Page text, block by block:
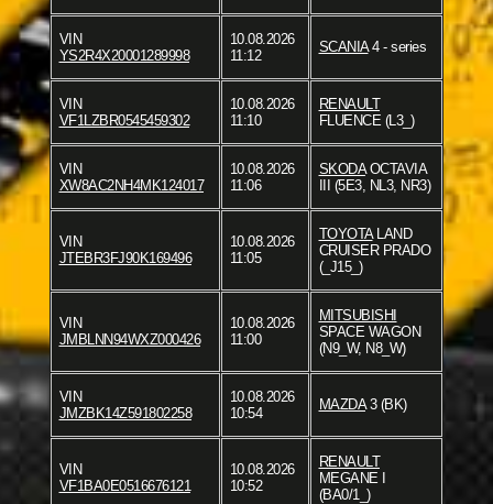
VIN
YS2R4X20001289998
10.08.2026
11:12
SCANIA4 - series
VIN
VF1LZBR0545459302
10.08.2026
11:10
RENAULT
FLUENCE (L3_)
VIN
XW8AC2NH4MK124017
10.08.2026
11:06
SKODAOCTAVIA
III (5E3, NL3, NR3)
VIN
JTEBR3FJ90K169496
10.08.2026
11:05
TOYOTALAND
CRUISER PRADO
(_J15_)
VIN
JMBLNN94WXZ000426
10.08.2026
11:00
MITSUBISHI
SPACE WAGON
(N9_W, N8_W)
VIN
JMZBK14Z591802258
10.08.2026
10:54
MAZDA3 (BK)
VIN
VF1BA0E0516676121
10.08.2026
10:52
RENAULT
MEGANE I
(BA0/1_)